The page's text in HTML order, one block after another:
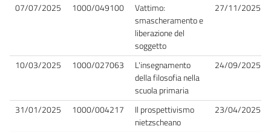
07/07/2025 1000/049100
Vattimo:
smascheramento e
liberazione del
soggetto
27/11/2025
10/03/2025 1000/027063
L'insegnamento
della filosofia nella
scuola primaria
24/09/2025
31/01/2025 1000/004217
Il prospettivismo
nietzscheano
23/04/2025